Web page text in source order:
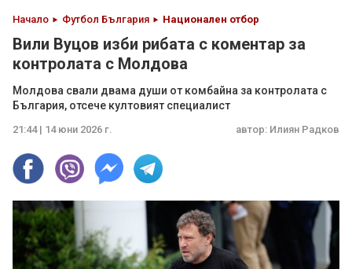
Начало Футбол България Национален отбор
Вили Вуцов изби рибата с коментар за
контролата с Молдова
Молдова свали двама души от комбайна за контролата с
България, отсече култовият специалист
21:44 | 14 юни 2026 г. автор: Илиян Радков